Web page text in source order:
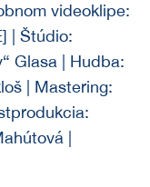
videoklipe:
| Štúdio:
Glasa | Hudba:
| Mastering:
|